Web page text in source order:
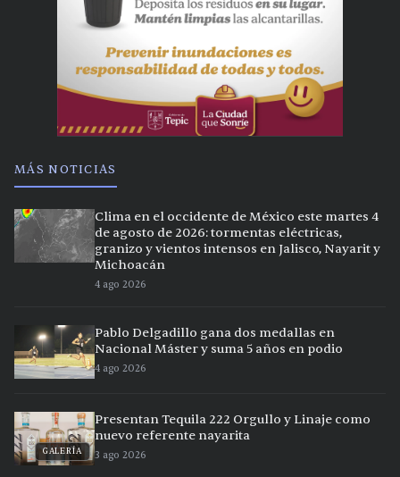
MÁS NOTICIAS
Clima en el occidente de México este martes 4
de agosto de 2026: tormentas eléctricas,
granizo y vientos intensos en Jalisco, Nayarit y
Michoacán
4 ago 2026
Pablo Delgadillo gana dos medallas en
Nacional Máster y suma 5 años en podio
4 ago 2026
GALERÍA
Presentan Tequila 222 Orgullo y Linaje como
nuevo referente nayarita
3 ago 2026